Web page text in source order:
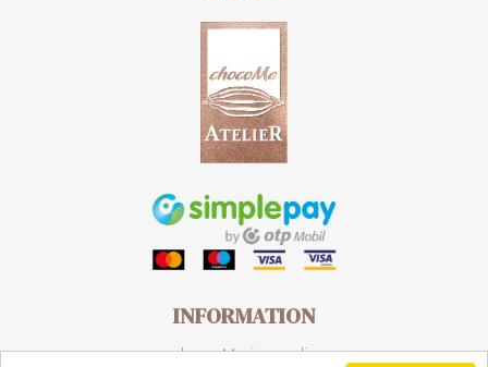
INFORMATION
chocoMe in media